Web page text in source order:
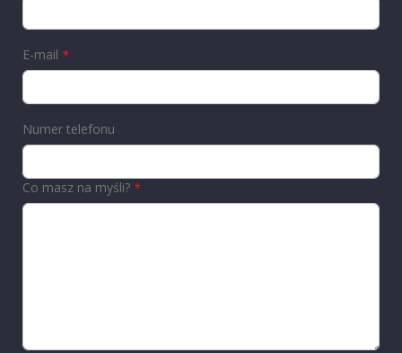
E-mail
Numer telefonu
Co masz na myśli?